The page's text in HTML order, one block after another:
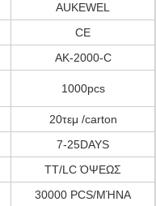
AUKEWEL
CE
AK-2000-C
1000pcs
20τεμ /carton
7-25DAYS
TT/LC ΌΨΕΩΣ
30000 PCS/ΜΉΝΑ